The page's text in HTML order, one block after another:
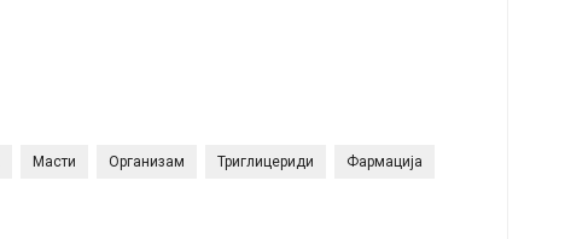
Масти Организам Триглицериди Фармација